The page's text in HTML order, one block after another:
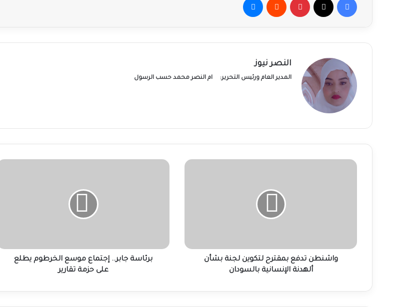
النصر نيوز
المدير العام ورئيس التحرير: ام النصر محمد حسب الرسول
واشنطن
بالسودان
واشنطن تدفع بمقترح لتكوين لجنة بشأن
ألهدنة الإنسانية بالسودان
برئاسة
تقارير
برئاسة جابر.. إجتماع موسع الخرطوم يطلع
على حزمة تقارير